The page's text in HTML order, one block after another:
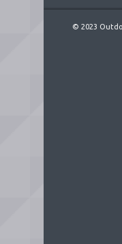
© 2023